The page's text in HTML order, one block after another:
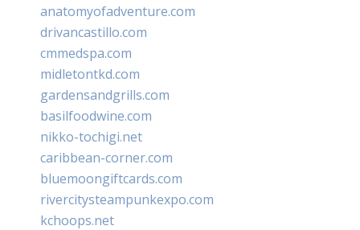
anatomyofadventure.com
drivancastillo.com
cmmedspa.com
midletontkd.com
gardensandgrills.com
basilfoodwine.com
nikko-tochigi.net
caribbean-corner.com
bluemoongiftcards.com
rivercitysteampunkexpo.com
kchoops.net